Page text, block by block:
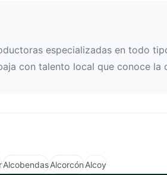
especializadas en todo
con talento local que conoce la
AlcobendasAlcorcónAlcoy